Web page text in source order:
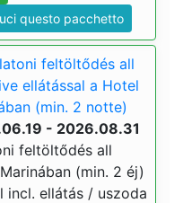
questo pacchetto
feltöltődés all
ellátással a Hotel
(min. 2 notte)
- 2026.08.31
feltöltődés all
(min. 2 éj)
ellátás / uszoda